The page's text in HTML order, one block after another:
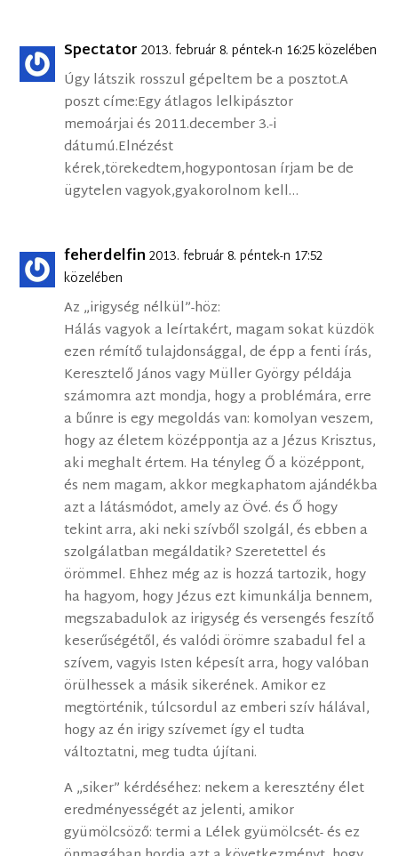
Spectator 2013. február 8. péntek-n 16:25 közelében
Úgy látszik rosszul gépeltem be a posztot.A
poszt címe:Egy átlagos lelkipásztor
memoárjai és 2011.december 3.-i
dátumú.Elnézést
kérek,törekedtem,hogypontosan írjam be de
ügytelen vagyok,gyakorolnom kell…
feherdelfin 2013. február 8. péntek-n 17:52
közelében
Az „irigység nélkül”-höz:
Hálás vagyok a leírtakért, magam sokat küzdök
ezen rémítő tulajdonsággal, de épp a fenti írás,
Keresztelő János vagy Müller György példája
számomra azt mondja, hogy a problémára, erre
a bűnre is egy megoldás van: komolyan veszem,
hogy az életem középpontja az a Jézus Krisztus,
aki meghalt értem. Ha tényleg Ő a középpont,
és nem magam, akkor megkaphatom ajándékba
azt a látásmódot, amely az Övé. és Ő hogy
tekint arra, aki neki szívből szolgál, és ebben a
szolgálatban megáldatik? Szeretettel és
örömmel. Ehhez még az is hozzá tartozik, hogy
ha hagyom, hogy Jézus ezt kimunkálja bennem,
megszabadulok az irigység és versengés feszítő
keserűségétől, és valódi örömre szabadul fel a
szívem, vagyis Isten képesít arra, hogy valóban
örülhessek a másik sikerének. Amikor ez
megtörténik, túlcsordul az emberi szív hálával,
hogy az én irigy szívemet így el tudta
változtatni, meg tudta újítani.
A „siker” kérdéséhez: nekem a keresztény élet
eredményességét az jelenti, amikor
gyümölcsöző: termi a Lélek gyümölcsét- és ez